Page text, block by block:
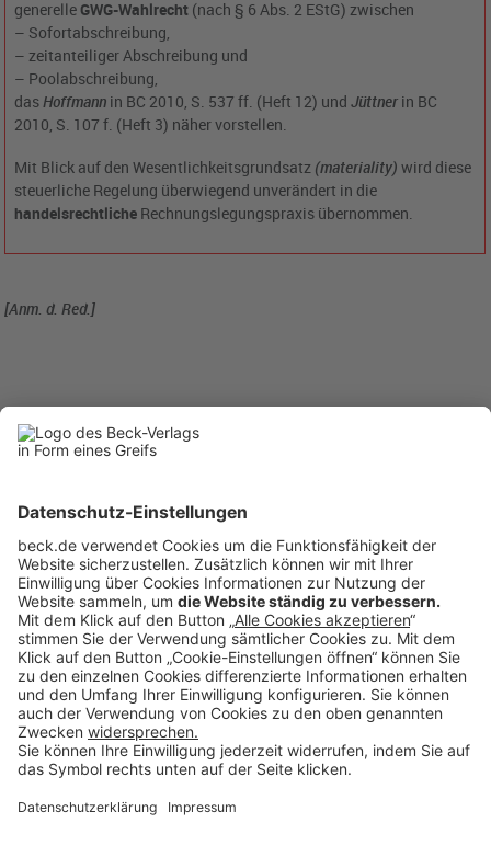
generelle GWG-Wahlrecht (nach § 6 Abs. 2 EStG) zwischen
– Sofortabschreibung,
– zeitanteiliger Abschreibung und
– Poolabschreibung,
dasHoffmann in BC 2010, S. 537 ff. (Heft 12) undJüttner in BC
2010, S. 107 f. (Heft 3) näher vorstellen.
Mit Blick auf den Wesentlichkeitsgrundsatz (materiality) wird diese
steuerliche Regelung überwiegend unverändert in die
handelsrechtliche Rechnungslegungspraxis übernommen.
[Anm. d. Red.]
BC6/2012
Anzeigen